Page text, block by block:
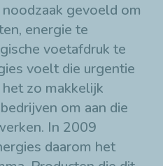
gevoeld om
energie te
voetafdruk te
voelt die urgentie
zo makkelijk
om aan die
In 2009
daarom het